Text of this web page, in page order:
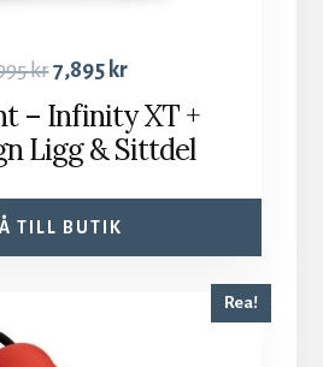
kr7,895 kr
– Infinity XT +
Ligg & Sittdel
TILL BUTIK
Rea!